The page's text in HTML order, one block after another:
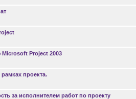
Project 2003
проекта.
за исполнителем работ по проекту